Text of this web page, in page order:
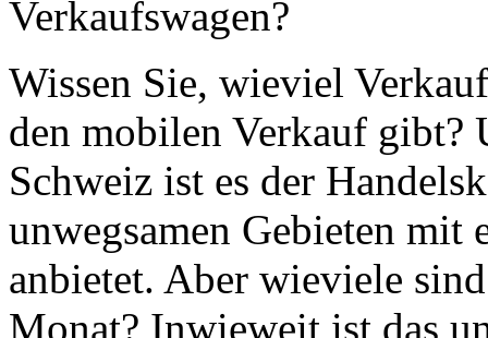
Verkaufswagen?
Wissen Sie, wieviel
den mobilen Verkauf gibt?
Schweiz ist es der
unwegsamen Gebieten mit
anbietet. Aber wieviele
Monat? Inwieweit ist das